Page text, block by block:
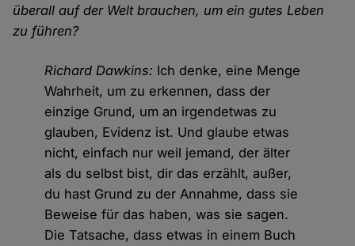
überall auf der Welt brauchen, um ein gutes Leben
zu führen?
Richard Dawkins: Ich denke, eine Menge
Wahrheit, um zu erkennen, dass der
einzige Grund, um an irgendetwas zu
glauben, Evidenz ist. Und glaube etwas
nicht, einfach nur weil jemand, der älter
als du selbst bist, dir das erzählt, außer,
du hast Grund zu der Annahme, dass sie
Beweise für das haben, was sie sagen.
Die Tatsache, dass etwas in einem Buch